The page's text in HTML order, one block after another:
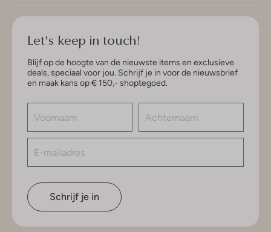
Let's keep in touch!
Blijf op de hoogte van de nieuwste items en exclusieve
deals, speciaal voor jou. Schrijf je in voor de nieuwsbrief
en maak kans op € 150,- shoptegoed.
Schrijf je in